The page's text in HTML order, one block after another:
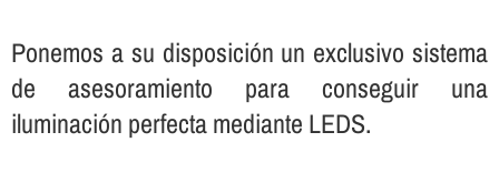
Ponemos a su disposición un exclusivo sistema
de asesoramiento para conseguir una
iluminación perfecta mediante LEDS.